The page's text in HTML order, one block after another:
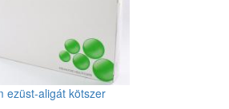
ezüst-aligát kötszer